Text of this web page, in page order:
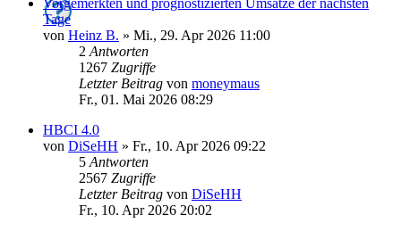
Tage
von Heinz B. » Mi., 29. Apr 2026 11:00
2 Antworten
1267 Zugriffe
Letzter Beitrag von moneymaus
Fr., 01. Mai 2026 08:29
HBCI 4.0
von DiSeHH » Fr., 10. Apr 2026 09:22
5 Antworten
2567 Zugriffe
Letzter Beitrag von DiSeHH
Fr., 10. Apr 2026 20:02